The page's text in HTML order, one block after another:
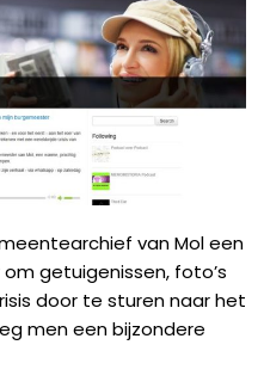
van Mol een
getuigenissen, foto’s
door te sturen naar het
men een bijzondere